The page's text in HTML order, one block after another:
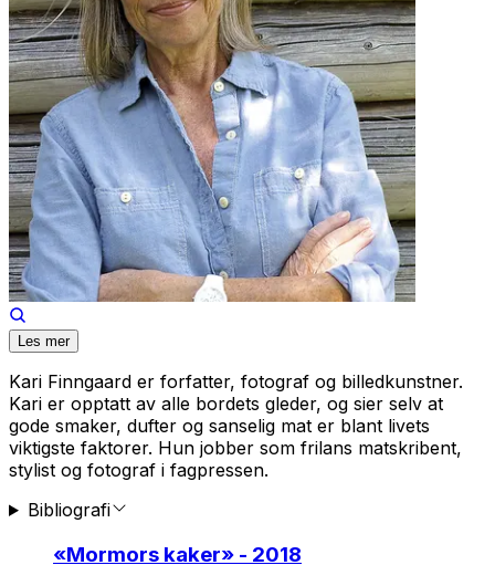
Les mer
Kari Finngaard er forfatter, fotograf og billedkunstner.
Kari er opptatt av alle bordets gleder, og sier selv at
gode smaker, dufter og sanselig mat er blant livets
viktigste faktorer. Hun jobber som frilans matskribent,
stylist og fotograf i fagpressen.
Bibliografi
«Mormors kaker» - 2018